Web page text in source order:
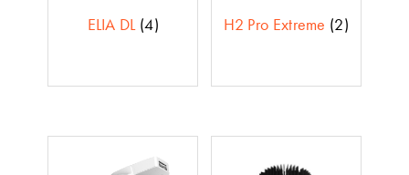
ELIA DL (4) H2 Pro Extreme (2)